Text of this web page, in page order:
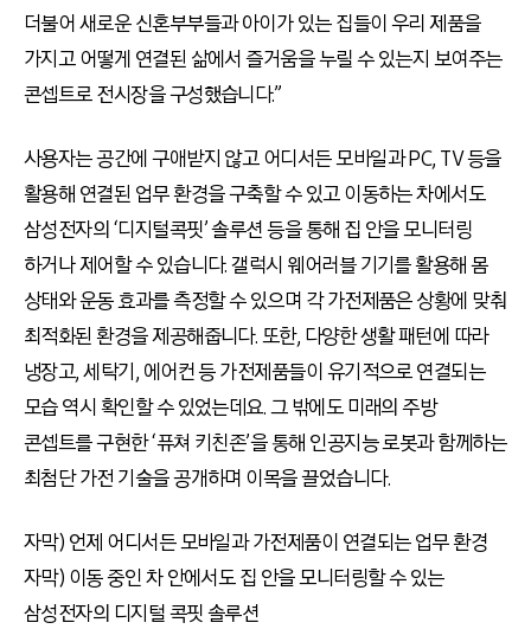
더불어 새로운 신혼부부들과 아이가 있는 집들이 우리 제품을
가지고 어떻게 연결된 삶에서 즐거움을 누릴 수 있는지 보여주는
콘셉트로 전시장을 구성했습니다.”
사용자는 공간에 구애받지 않고 어디서든 모바일과 PC, TV 등을
활용해 연결된 업무 환경을 구축할 수 있고 이동하는 차에서도
삼성전자의 ‘디지털콕핏’ 솔루션 등을 통해 집 안을 모니터링
하거나 제어할 수 있습니다. 갤럭시 웨어러블 기기를 활용해 몸
상태와 운동 효과를 측정할 수 있으며 각 가전제품은 상황에 맞춰
최적화된 환경을 제공해줍니다. 또한, 다양한 생활 패턴에 따라
냉장고, 세탁기, 에어컨 등 가전제품들이 유기적으로 연결되는
모습 역시 확인할 수 있었는데요. 그 밖에도 미래의 주방
콘셉트를 구현한 ‘퓨쳐 키친존’을 통해 인공지능 로봇과 함께하는
최첨단 가전 기술을 공개하며 이목을 끌었습니다.
자막) 언제 어디서든 모바일과 가전제품이 연결되는 업무 환경
자막) 이동 중인 차 안에서도 집 안을 모니터링할 수 있는
삼성전자의 디지털 콕핏 솔루션